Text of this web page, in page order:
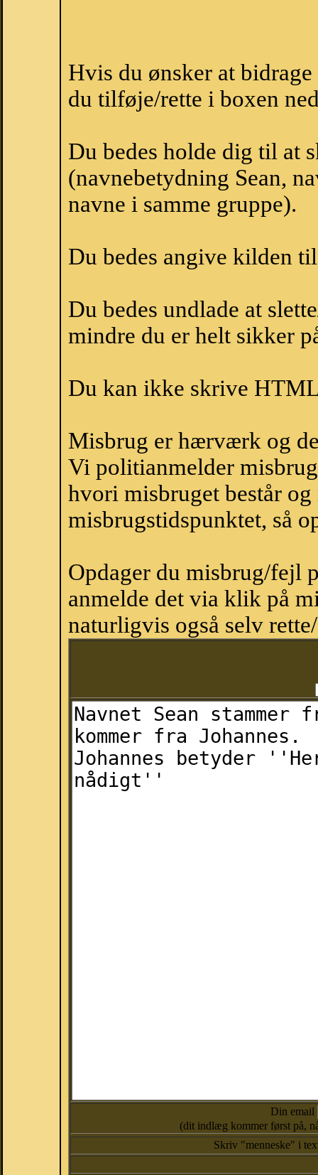
Hvis du ønsker at
du tilføje/rette i boxen
Du bedes holde dig til at
(navnebetydning Sean,
navne i samme gruppe).
Du bedes angive kilden
Du bedes undlade at
mindre du er helt sikker
Du kan ikke skrive
Misbrug er hærværk og
Vi politianmelder
hvori misbruget består
misbrugstidspunktet, så
Opdager du misbrug/fejl
anmelde det via klik på
naturligvis også selv
Din email
(dit indlæg kommer først på,
Skriv "menneske" i